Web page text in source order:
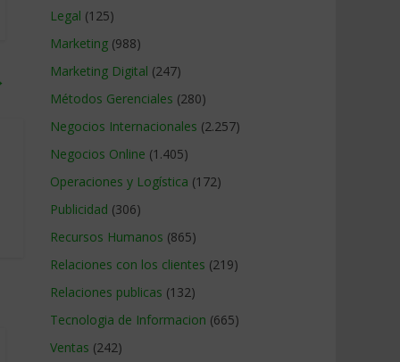
Legal (125)
Marketing (988)
Marketing Digital (247)
Métodos Gerenciales (280)
Negocios Internacionales (2.257)
Negocios Online (1.405)
Operaciones y Logística (172)
Publicidad (306)
Recursos Humanos (865)
Relaciones con los clientes (219)
Relaciones publicas (132)
Tecnologia de Informacion (665)
Ventas (242)